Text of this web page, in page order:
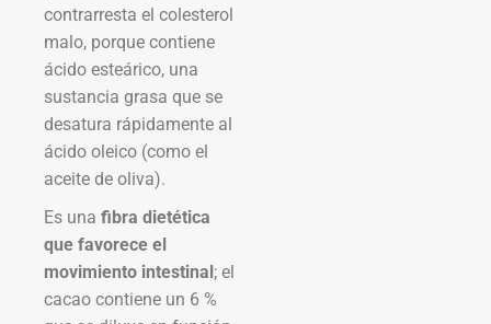
contrarresta el colesterol
malo, porque contiene
ácido esteárico, una
sustancia grasa que se
desatura rápidamente al
ácido oleico (como el
aceite de oliva).
Es una fibra dietética
que favorece el
movimiento intestinal; el
cacao contiene un 6 %